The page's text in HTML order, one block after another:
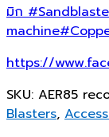
มิก
machine
https://
SKU: AER85
Blasters,